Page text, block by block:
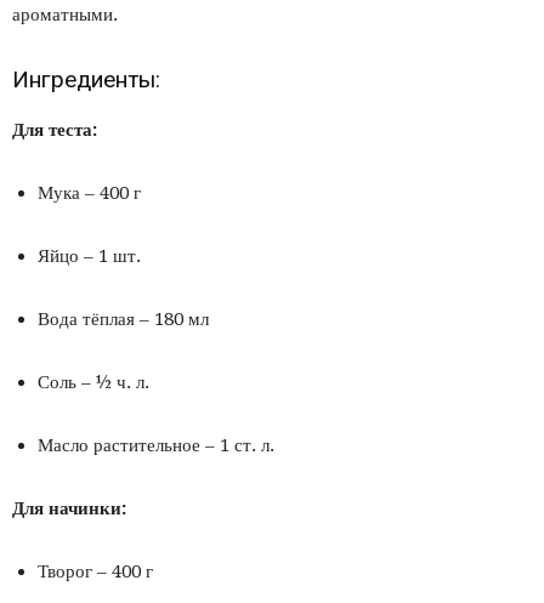
ароматными.
Ингредиенты:
Для теста:
Мука – 400 г
Яйцо – 1 шт.
Вода тёплая – 180 мл
Соль – ½ ч. л.
Масло растительное – 1 ст. л.
Для начинки:
Творог – 400 г